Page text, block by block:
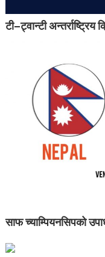
टी–ट्वान्टी
साफ च्याम्पियनसिपको